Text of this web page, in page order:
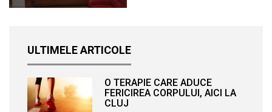
ULTIMELE ARTICOLE
O TERAPIE CARE ADUCE
FERICIREA CORPULUI, AICI LA
CLUJ